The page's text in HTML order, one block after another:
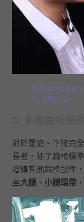
觀察輪椅腳踏板
低 使用 產品
對於重症、下肢完
長者，除了輪椅標
增購其他輪椅配件
至大腿、小腿環帶